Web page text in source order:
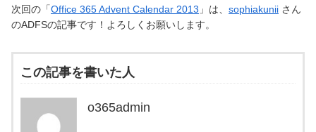
次回の「Office 365 Advent Calendar 2013 」は、 sophiakunii さん
のADFSの記事です！よろしくお願いします。
この記事を書いた人
o365admin